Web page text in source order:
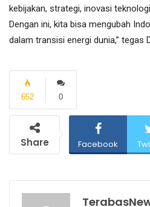
kebijakan, strategi, inovasi
Dengan ini, kita bisa mengubah
dalam transisi energi dunia,” tegas
0
652
Share Facebook